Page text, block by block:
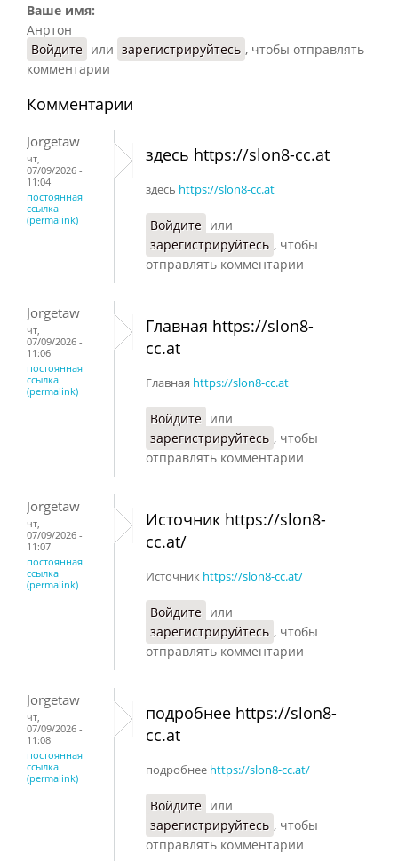
Ваше имя:
Анртон
Войдите или зарегистрируйтесь , чтобы отправлять
комментарии
Комментарии
Jorgetaw
чт,
07/09/2026 -
11:04
постоянная
ссылка
(permalink)
здесь https://slon8-cc.at
здесь https://slon8-cc.at
Войдите или
зарегистрируйтесь , чтобы
отправлять комментарии
Jorgetaw
чт,
07/09/2026 -
11:06
постоянная
ссылка
(permalink)
Главная https://slon8-
cc.at
Главная https://slon8-cc.at
Войдите или
зарегистрируйтесь , чтобы
отправлять комментарии
Jorgetaw
чт,
07/09/2026 -
11:07
постоянная
ссылка
(permalink)
Источник https://slon8-
cc.at/
Источник https://slon8-cc.at/
Войдите или
зарегистрируйтесь , чтобы
отправлять комментарии
Jorgetaw
чт,
07/09/2026 -
11:08
постоянная
ссылка
(permalink)
подробнее https://slon8-
cc.at
подробнее https://slon8-cc.at/
Войдите или
зарегистрируйтесь , чтобы
отправлять комментарии